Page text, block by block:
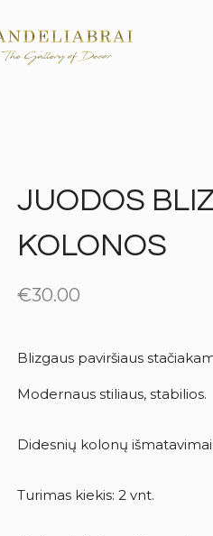
JUODOS
KOLONOS
€30.00
Blizgaus paviršiaus
Modernaus stiliaus, stabilios.
Didesnių kolonų
Turimas kiekis: 2 vnt.